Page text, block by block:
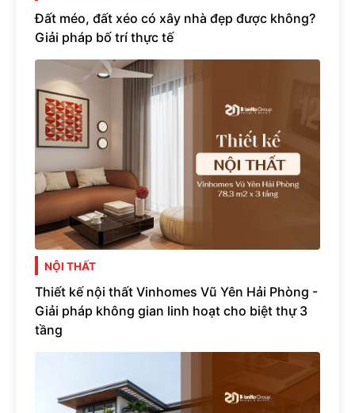
Đất méo, đất xéo có xây nhà đẹp được không?
Giải pháp bố trí thực tế
NỘI THẤT
Thiết kế nội thất Vinhomes Vũ Yên Hải Phòng -
Giải pháp không gian linh hoạt cho biệt thự 3
tầng